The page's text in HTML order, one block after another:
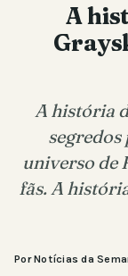
A
A história
universo de
fãs. A
Por Notícias da